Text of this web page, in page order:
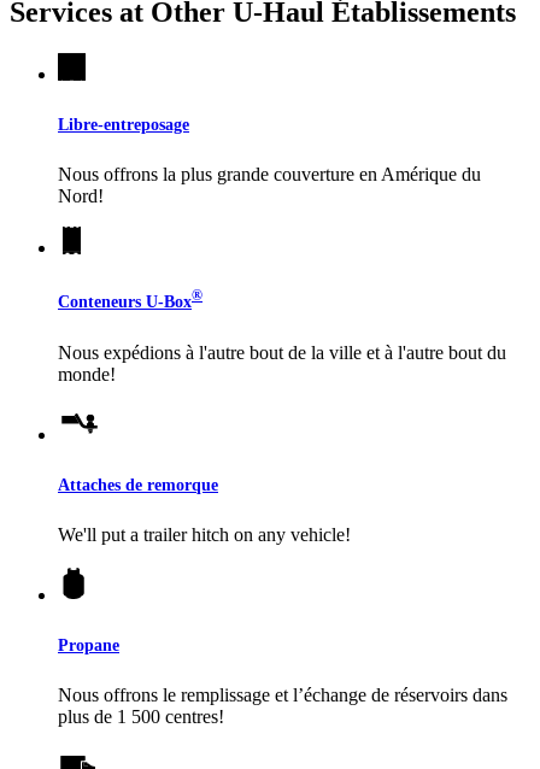
Services at Other U-Haul Établissements
Libre-entreposage
Nous offrons la plus grande couverture en Amérique du
Nord!
Conteneurs U-Box®
Nous expédions à l'autre bout de la ville et à l'autre bout du
monde!
Attaches de remorque
We'll put a trailer hitch on any vehicle!
Propane
Nous offrons le remplissage et l’échange de réservoirs dans
plus de 1 500 centres!